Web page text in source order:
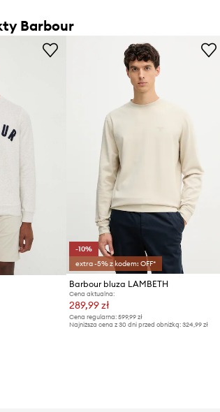
Barbour
-10%
extra -5% z kodem: OFF*
Barbour bluza LAMBETH
Cena aktualna:
289,99 zł
Cena regularna:599,99 zł
Najniższa cena z 30 dni przed obniżką:324,99 zł